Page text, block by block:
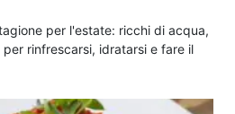
per l'estate: ricchi di acqua,
rinfrescarsi, idratarsi e fare il